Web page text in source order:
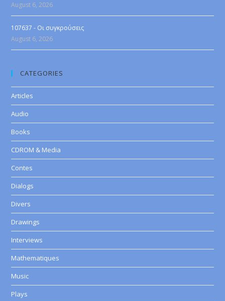
August 6, 2026
107637 - Οι συγκρούσεις
August 6, 2026
CATEGORIES
Articles
Audio
Books
CDROM & Media
Contes
Dialogs
Divers
Drawings
Interviews
Mathematiques
Music
Plays